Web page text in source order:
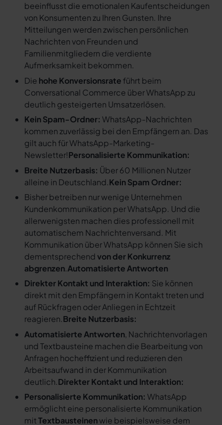
beeinflusst die emotionalen Kaufentscheidungen
von Konsumenten zu Ihren Gunsten. Ihre
Mitteilungen werden zwischen persönlichen
Nachrichten von Freunden und
Familienmitgliedern die verdiente
Aufmerksamkeit bekommen.
Die hohe Konversionsrate führt beim
Conversational Commerce über WhatsApp zu
deutlich gesteigerten Umsatzerlösen.
Kein Spam-Ordner: WhatsApp-Nachrichten
kommen zuverlässig bei den Empfängern an. Das
gilt auch für WhatsApp-Marketing-
Newsletter!Personalisierte Kommunikation:
Breite Nutzerbasis: Über 60 Millionen Nutzer
alleine in Deutschland.Kein Spam Ordner:
Bisher betreiben nur wenige Unternehmen
Kundenkommunikation per WhatsApp. Und die
allerwenigsten machen dies professionell mit
automatischem Nachrichtenversand. Mit
Kommunikation über WhatsApp können Sie sich
dementsprechendvon der Konkurrenz
abgrenzen.Automatisierte Antworten
Direkter Kontakt und Interaktion: Sie können
direkt mit den Empfängern in Kontakt treten und
auf Rückfragen oder Anliegen in Echtzeit
reagieren.Breite Nutzerbasis:
Automatisierte Antworten, Nachrichtenvorlagen
und Textbausteine machen die Bearbeitung von
Anfragen hocheffizient und reduzieren den
Arbeitsaufwand in der Kommunikation
deutlich.Direkter Kontakt und Interaktion:
Personalisierte Kommunikation: WhatsApp
ermöglicht eine personalisierte Kommunikation
mitTextbausteinenwie beispielsweise dem